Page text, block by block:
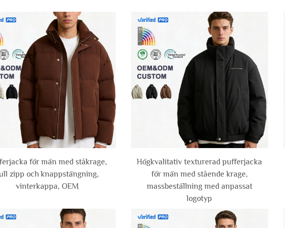
för män med ståkrage,
zipp och knappstängning,
vinterkappa, OEM
Högkvalitativ texturerad pufferjacka
för män med stående krage,
massbeställning med anpassat
logotyp